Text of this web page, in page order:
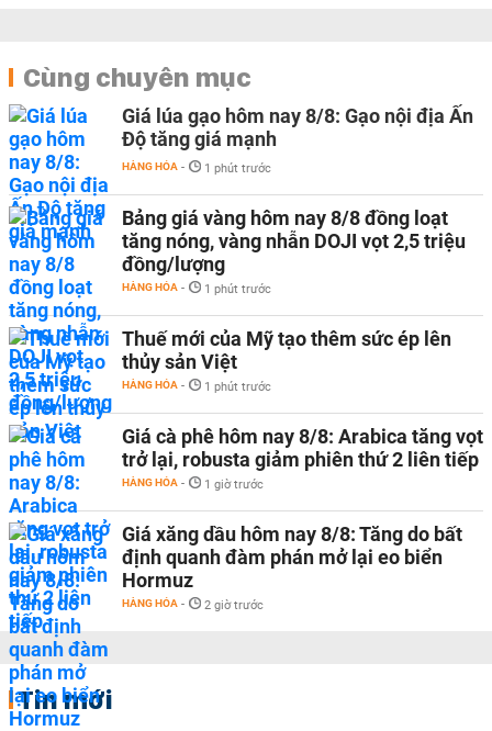
Cùng chuyên mục
Giá lúa gạo hôm nay 8/8: Gạo nội địa Ấn
Độ tăng giá mạnh
HÀNG HÓA - 1 phút trước
Bảng giá vàng hôm nay 8/8 đồng loạt
tăng nóng, vàng nhẫn DOJI vọt 2,5 triệu
đồng/lượng
HÀNG HÓA - 1 phút trước
Thuế mới của Mỹ tạo thêm sức ép lên
thủy sản Việt
HÀNG HÓA - 1 phút trước
Giá cà phê hôm nay 8/8: Arabica tăng vọt
trở lại, robusta giảm phiên thứ 2 liên tiếp
HÀNG HÓA - 1 giờ trước
Giá xăng dầu hôm nay 8/8: Tăng do bất
định quanh đàm phán mở lại eo biển
Hormuz
HÀNG HÓA - 2 giờ trước
Tin mới